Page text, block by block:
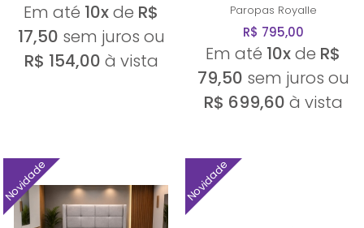
Em até 10xde R$
17,50 sem juros ou
R$ 154,00 à vista
Paropas Royalle
R$ 795,00
Em até 10xde R$
79,50 sem juros ou
R$ 699,60 à vista
Novidade Novidade